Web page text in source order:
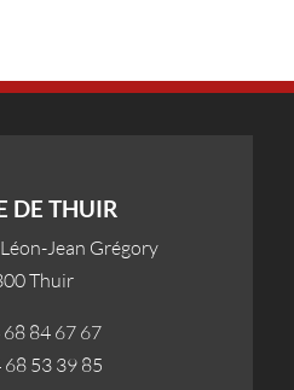
DE THUIR
Jean Grégory
Thuir
68 84 67 67
68 53 39 85